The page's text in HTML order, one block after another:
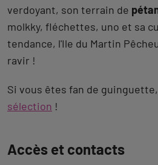
verdoyant, son terrain de
molkky, fléchettes, uno et sa
tendance, l'Ile du Martin
ravir !
Si vous êtes fan de guinguette,
sélection !
àAccès et contacts